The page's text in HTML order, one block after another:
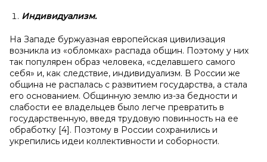
Индивидуализм.
На Западе буржуазная европейская цивилизация
возникла из «обломках» распада общин. Поэтому у них
так популярен образ человека, «сделавшего самого
себя» и, как следствие, индивидуализм. В России же
община не распалась с развитием государства, а стала
его основанием. Общинную землю из-за бедности и
слабости ее владельцев было легче превратить в
государственную, введя трудовую повинность на ее
обработку [4]. Поэтому в России сохранились и
укрепились идеи коллективности и соборности.